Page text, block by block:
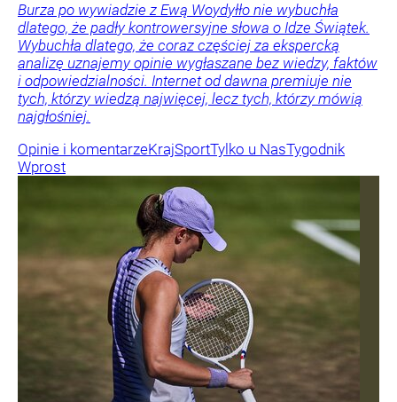
Burza po wywiadzie z Ewą Woydyłło nie wybuchła
dlatego, że padły kontrowersyjne słowa o Idze Świątek.
Wybuchła dlatego, że coraz częściej za ekspercką
analizę uznajemy opinie wygłaszane bez wiedzy, faktów
i odpowiedzialności. Internet od dawna premiuje nie
tych, którzy wiedzą najwięcej, lecz tych, którzy mówią
najgłośniej.
Opinie i komentarzeKrajSportTylko u NasTygodnik
Wprost